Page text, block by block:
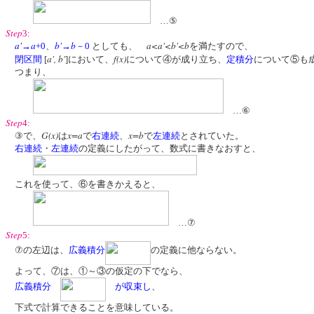
…⑤
Step3:
a'→a+0 b'→b －0 としても、 a<a'<b'<bを満たすので、
閉区間 [a', b']において、 f(x)について④が成り立ち、 定積分について⑤も
つまり、
…⑥
Step4:
③で、 G(x)はx=aで右連続 x=bで左連続とされていた。
右連続 ・ 左連続の定義にしたがって、数式に書きなおすと、
これを使って、⑥を書きかえると、
…⑦
Step5:
⑦の左辺は、 広義積分
の定義に他ならない。
よって、⑦は、①～③の仮定の下でなら、
広義積分
が収束し
下式で計算できることを意味している。